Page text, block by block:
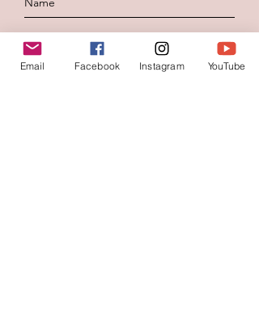
Email Facebook Instagram YouTube